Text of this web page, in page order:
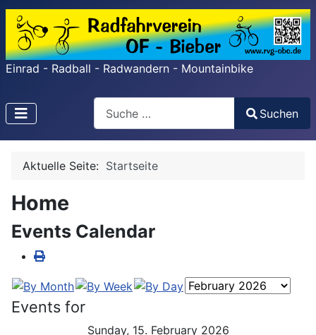
Einrad - Radball - Radwandern - Mountainbike
Search
Type 2 or more characters for results.
Suchen
Aktuelle Seite: Startseite
Home
Events Calendar
Events for
Sunday, 15. February 2026